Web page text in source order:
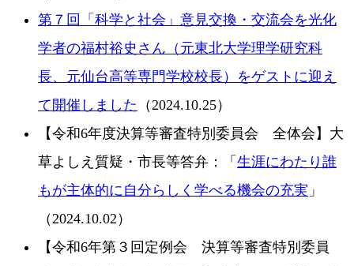
第７回「科学と社会」意見交換・交流会を光化
学者の福村裕史さん（元東北大学理学研究科
長、元仙台高等専門学校校長）をゲストに迎え
て開催しました （2024.10.25）
【令和6年度決算等審査特別委員会 全体会】大
草よしえ質疑・市長等答弁：「 生涯にわたり誰
もが主体的に自分らしく学べる機会の充実 」
（2024.10.02）
【令和6年第３回定例会 決算等審査特別委員